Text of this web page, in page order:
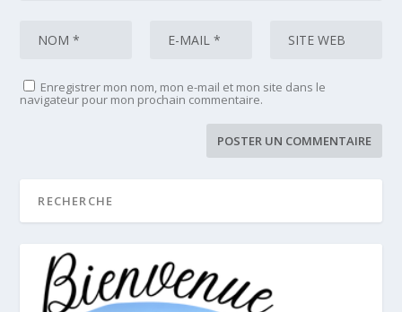
Enregistrer mon nom, mon e-mail et mon site dans le
navigateur pour mon prochain commentaire.